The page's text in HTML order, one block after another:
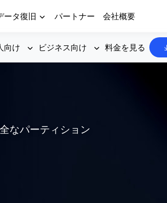
ータ復旧 パートナー 会社概要
向け ビジネス向け 料金を見る
なパーティション